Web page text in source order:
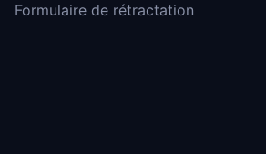
Formulaire de rétractation